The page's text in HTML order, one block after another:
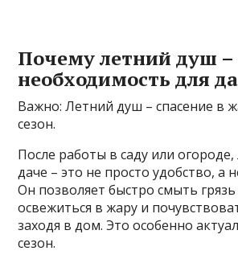
Почему летний душ –
необходимость для
Важно: Летний душ – спасение в
сезон.
После работы в саду или
даче – это не просто удобство, а
Он позволяет быстро смыть
освежиться в жару и
заходя в дом. Это особенно
сезон.